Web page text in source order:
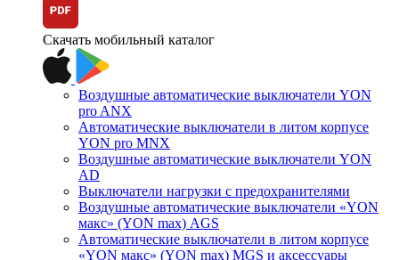
Скачать мобильный каталог
Воздушные автоматические выключатели YON
pro ANX
Автоматические выключатели в литом корпусе
YON pro MNX
Воздушные автоматические выключатели YON
AD
Выключатели нагрузки с предохранителями
Воздушные автоматические выключатели «YON
макс» (YON max) AGS
Автоматические выключатели в литом корпусе
«YON макс» (YON max) MGS и аксессуары